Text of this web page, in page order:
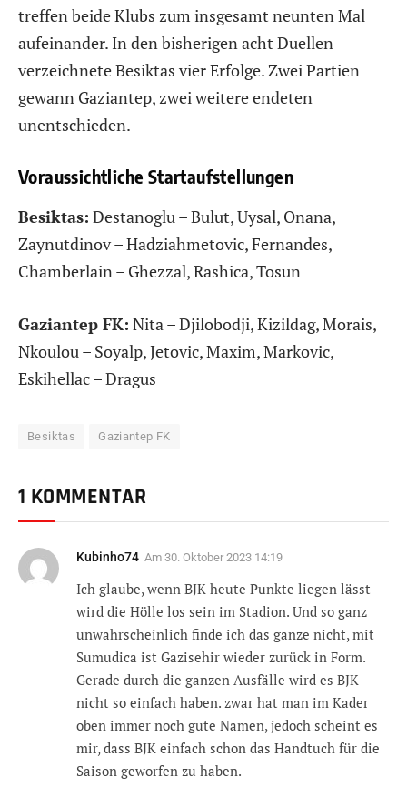
treffen beide Klubs zum insgesamt neunten Mal
aufeinander. In den bisherigen acht Duellen
verzeichnete Besiktas vier Erfolge. Zwei Partien
gewann Gaziantep, zwei weitere endeten
unentschieden.
Voraussichtliche Startaufstellungen
Besiktas: Destanoglu – Bulut, Uysal, Onana,
Zaynutdinov – Hadziahmetovic, Fernandes,
Chamberlain – Ghezzal, Rashica, Tosun
Gaziantep FK: Nita – Djilobodji, Kizildag, Morais,
Nkoulou – Soyalp, Jetovic, Maxim, Markovic,
Eskihellac – Dragus
Besiktas Gaziantep FK
1 KOMMENTAR
Kubinho74 Am 30. Oktober 2023 14:19
Ich glaube, wenn BJK heute Punkte liegen lässt
wird die Hölle los sein im Stadion. Und so ganz
unwahrscheinlich finde ich das ganze nicht, mit
Sumudica ist Gazisehir wieder zurück in Form.
Gerade durch die ganzen Ausfälle wird es BJK
nicht so einfach haben. zwar hat man im Kader
oben immer noch gute Namen, jedoch scheint es
mir, dass BJK einfach schon das Handtuch für die
Saison geworfen zu haben.